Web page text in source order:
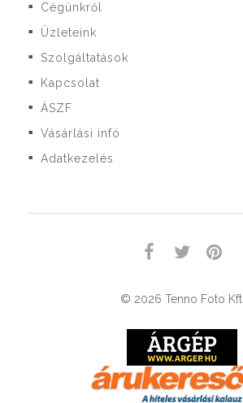
■ Cégünkről
■ Üzleteink
■ Szolgáltatások
■ Kapcsolat
■ ÁSZF
■ Vásárlási infó
■ Adatkezelés
© 2026 Tenno Foto Kft.